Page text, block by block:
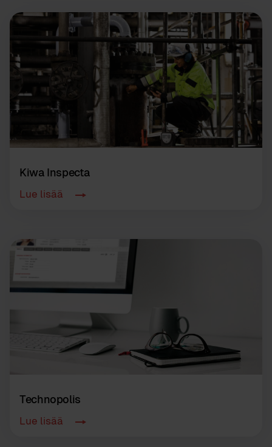
Kiwa Inspecta
Lue lisää
Technopolis
Lue lisää